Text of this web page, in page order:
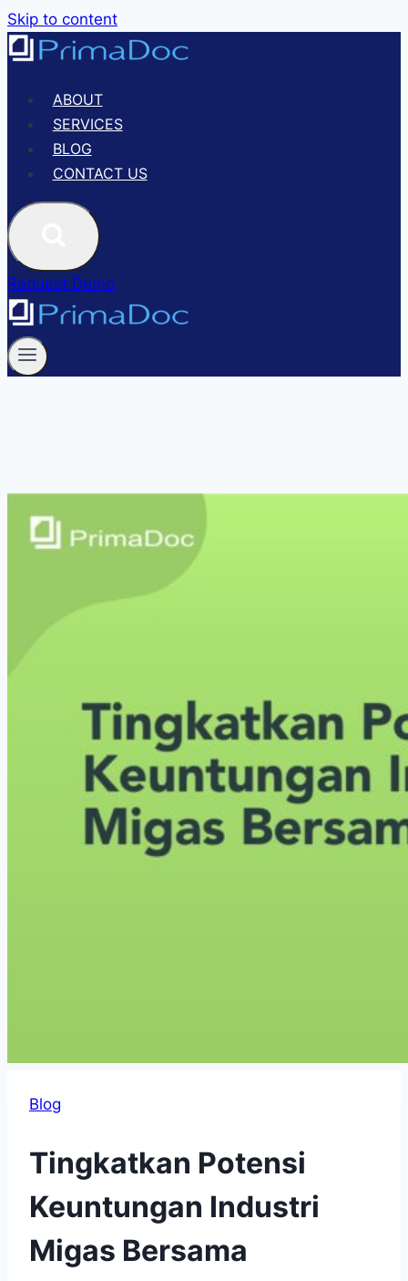
Skip to content
ABOUT
SERVICES
BLOG
CONTACT US
Request Demo
Blog
Tingkatkan Potensi
Keuntungan Industri
Migas Bersama